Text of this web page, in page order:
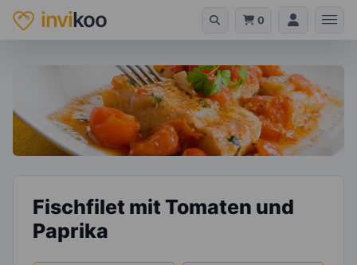
invikoo 0
Fischfilet mit Tomaten und
Paprika